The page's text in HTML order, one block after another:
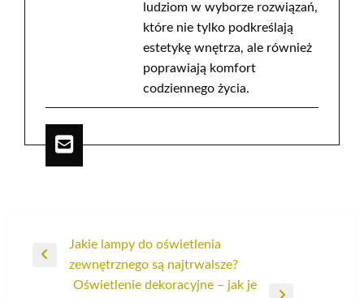
ludziom w wyborze rozwiązań,
które nie tylko podkreślają
estetykę wnętrza, ale również
poprawiają komfort
codziennego życia.
Nawigacja
wpisu
Poprzedni
Jakie lampy do oświetlenia
zewnętrznego są najtrwalsze?
Oświetlenie dekoracyjne – jak je